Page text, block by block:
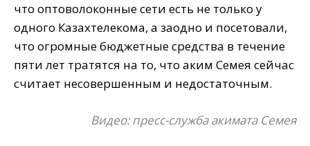
что оптоволоконные сети есть не только у
одного Казахтелекома, а заодно и посетовали,
что огромные бюджетные средства в течение
пяти лет тратятся на то, что аким Семея сейчас
считает несовершенным и недостаточным.
Видео: пресс-служба акимата Семея